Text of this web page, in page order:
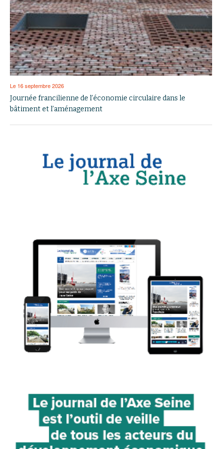
Le 16 septembre 2026
Journée francilienne de l’économie circulaire dans le
bâtiment et l’aménagement